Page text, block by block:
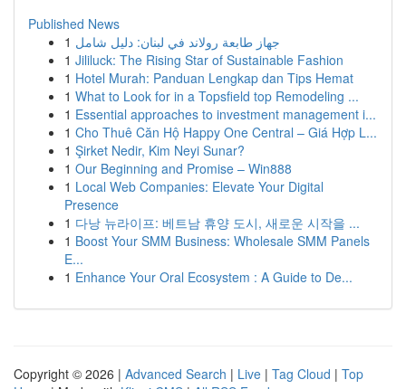
Published News
1 جهاز طابعة رولاند في لبنان: دليل شامل
1 Jililuck: The Rising Star of Sustainable Fashion
1 Hotel Murah: Panduan Lengkap dan Tips Hemat
1 What to Look for in a Topsfield top Remodeling ...
1 Essential approaches to investment management i...
1 Cho Thuê Căn Hộ Happy One Central – Giá Hợp L...
1 Şirket Nedir, Kim Neyi Sunar?
1 Our Beginning and Promise – Win888
1 Local Web Companies: Elevate Your Digital
Presence
1 다낭 뉴라이프: 베트남 휴양 도시, 새로운 시작을 ...
1 Boost Your SMM Business: Wholesale SMM Panels
E...
1 Enhance Your Oral Ecosystem : A Guide to De...
Copyright © 2026 | Advanced Search | Live | Tag Cloud | Top